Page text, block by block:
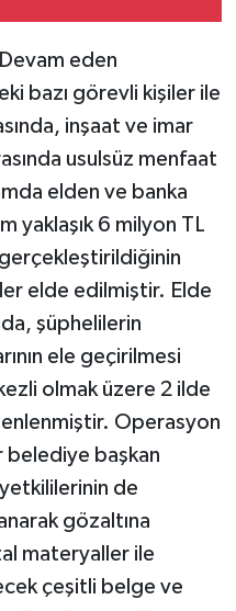
eden
bazı görevli kişiler ile
inşaat ve imar
usulsüz menfaat
elden ve banka
yaklaşık 6 milyon TL
elde edilmiştir. Elde
şüphelilerin
ele geçirilmesi
olmak üzere 2 ilde
Operasyon
belediye başkan
de
gözaltına
materyaller ile
çeşitli belge ve